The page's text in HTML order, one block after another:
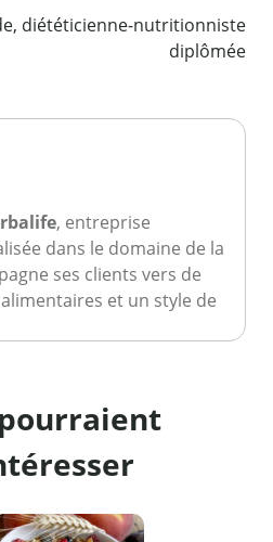
diététicienne-nutritionniste
diplômée
, entreprise
dans le domaine de la
ses clients vers de
et un style de